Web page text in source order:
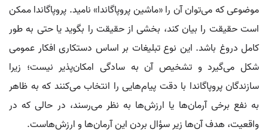
موضوعی که می‌توان آن را «ماشین پروپاگاندا» نامید. پروپاگاندا ممکن
است حقیقت را بیان کند، بخشی از حقیقت را بگوید یا حتی به طور
کامل دروغ باشد. این نوع تبلیغات بر اساس دستکاری افکار عمومی
شکل می‌گیرد و تشخیص آن به سادگی امکان‌پذیر نیست؛ زیرا
سازندگان پروپاگاندا با دقت پیام‌هایی را انتخاب می‌کنند که به ظاهر
به نفع برخی آرمان‌ها یا ارزش‌ها به نظر می‌رسند، در حالی که در
واقعیت، هدف آن‌ها زیر سؤال بردن این آرمان‌ها و ارزش‌هاست.